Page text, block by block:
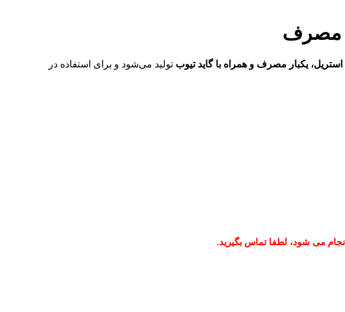
استریل، یکبار مصرف و همراه با گاید تیوب تولید می‌شود و برای استفاده در